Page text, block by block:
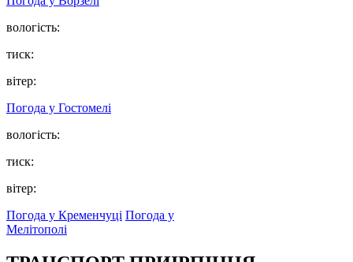
вологість:
тиск:
вітер:
Погода у Гостомелі
вологість:
тиск:
вітер:
Погода у Кременчуці Погода у
Мелітополі